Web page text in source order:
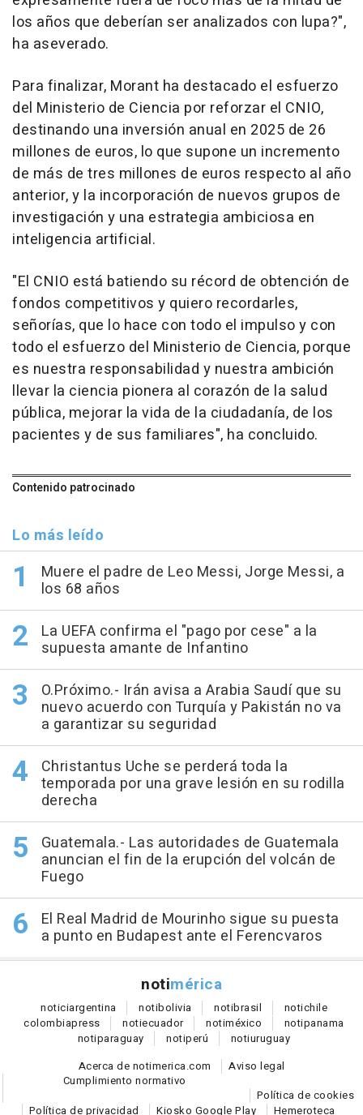
los años que deberían ser analizados con lupa?",
ha aseverado.
Para finalizar, Morant ha destacado el esfuerzo
del Ministerio de Ciencia por reforzar el CNIO,
destinando una inversión anual en 2025 de 26
millones de euros, lo que supone un incremento
de más de tres millones de euros respecto al año
anterior, y la incorporación de nuevos grupos de
investigación y una estrategia ambiciosa en
inteligencia artificial.
"El CNIO está batiendo su récord de obtención de
fondos competitivos y quiero recordarles,
señorías, que lo hace con todo el impulso y con
todo el esfuerzo del Ministerio de Ciencia, porque
es nuestra responsabilidad y nuestra ambición
llevar la ciencia pionera al corazón de la salud
pública, mejorar la vida de la ciudadanía, de los
pacientes y de sus familiares", ha concluido.
Contenido patrocinado
Lo más leído
Muere el padre de Leo Messi, Jorge Messi, a
los 68 años
La UEFA confirma el "pago por cese" a la
supuesta amante de Infantino
O.Próximo.- Irán avisa a Arabia Saudí que su
nuevo acuerdo con Turquía y Pakistán no va
a garantizar su seguridad
Christantus Uche se perderá toda la
temporada por una grave lesión en su rodilla
derecha
Guatemala.- Las autoridades de Guatemala
anuncian el fin de la erupción del volcán de
Fuego
El Real Madrid de Mourinho sigue su puesta
a punto en Budapest ante el Ferencvaros
notimérica
noticiargentina notibolivia notibrasil notichile
colombiapress notiecuador notiméxico notipanama
notiparaguay notiperú notiuruguay
Acerca de notimerica.com
Aviso legal
Cumplimiento normativo
Política de cookies
Política de privacidad
Kiosko Google Play Hemeroteca